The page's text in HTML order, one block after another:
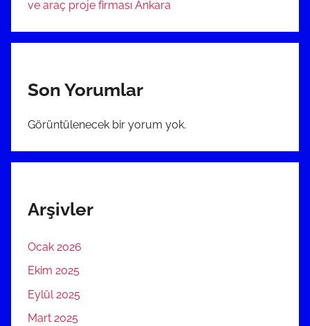
ve araç proje firması Ankara
Son Yorumlar
Görüntülenecek bir yorum yok.
Arşivler
Ocak 2026
Ekim 2025
Eylül 2025
Mart 2025